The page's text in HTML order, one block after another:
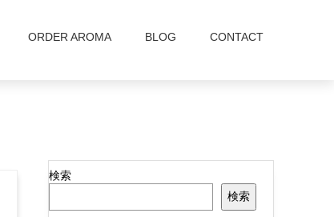
ORDER AROMA BLOG CONTACT
検索
検索